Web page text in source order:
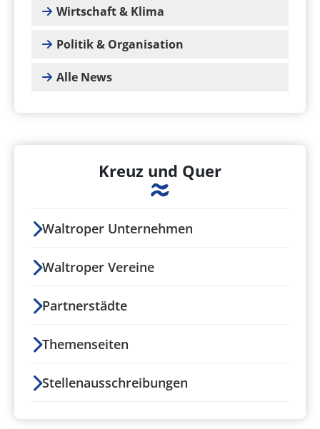
Wirtschaft & Klima
Politik & Organisation
Alle News
Kreuz und Quer
Waltroper Unternehmen
Waltroper Vereine
Partnerstädte
Themenseiten
Stellenausschreibungen